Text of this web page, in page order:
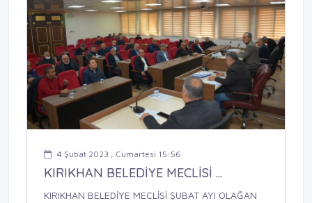
4 Şubat 2023 , Cumartesi 15:56
KIRIKHAN BELEDİYE MECLİSİ ...
KIRIKHAN BELEDİYE MECLİSİ ŞUBAT AYI OLAĞAN